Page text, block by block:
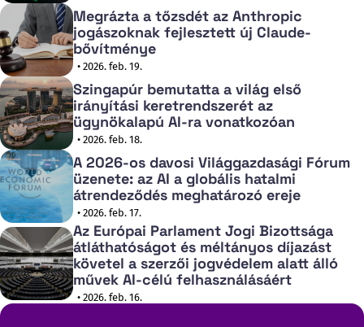
Megrázta a tőzsdét az Anthropic
jogászoknak fejlesztett új Claude-
bővítménye
• 2026. feb. 19.
Szingapúr bemutatta a világ első
irányítási keretrendszerét az
ügynökalapú AI-ra vonatkozóan
• 2026. feb. 18.
A 2026-os davosi Világgazdasági Fórum
üzenete: az AI a globális hatalmi
átrendeződés meghatározó ereje
• 2026. feb. 17.
Az Európai Parlament Jogi Bizottsága
átláthatóságot és méltányos díjazást
követel a szerzői jogvédelem alatt álló
művek AI-célú felhasználásáért
• 2026. feb. 16.